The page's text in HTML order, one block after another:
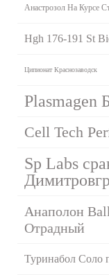
Анастрозол На Курсе
Hgh 176-191 St
Ципионат Краснозаводск
Plasmagen
Cell Tech
Sp Labs
Анаполон
Отрадный
Туринабол Соло